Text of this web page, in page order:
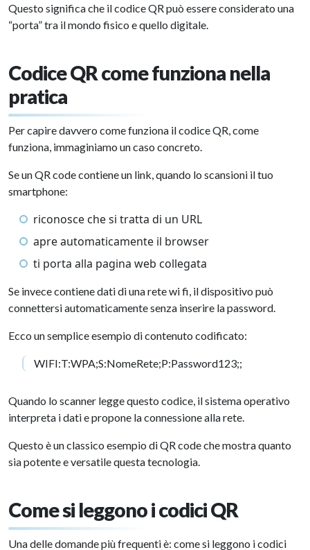
Questo significa che il codice QR può essere considerato una
“porta” tra il mondo fisico e quello digitale.
Codice QR come funziona nella
pratica
Per capire davvero come funziona il codice QR, come
funziona, immaginiamo un caso concreto.
Se un QR code contiene un link, quando lo scansioni il tuo
smartphone:
riconosce che si tratta di un URL
apre automaticamente il browser
ti porta alla pagina web collegata
Se invece contiene dati di una rete wi fi, il dispositivo può
connettersi automaticamente senza inserire la password.
Ecco un semplice esempio di contenuto codificato:
WIFI:T:WPA;S:NomeRete;P:Password123;;
Quando lo scanner legge questo codice, il sistema operativo
interpreta i dati e propone la connessione alla rete.
Questo è un classico esempio di QR code che mostra quanto
sia potente e versatile questa tecnologia.
Come si leggono i codici QR
Una delle domande più frequenti è: come si leggono i codici